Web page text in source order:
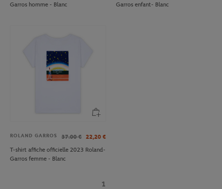
Garros homme - Blanc
Garros enfant- Blanc
ROLAND GARROS 37.00 € 22,20 €
T-shirt affiche officielle 2023 Roland-
Garros femme - Blanc
1